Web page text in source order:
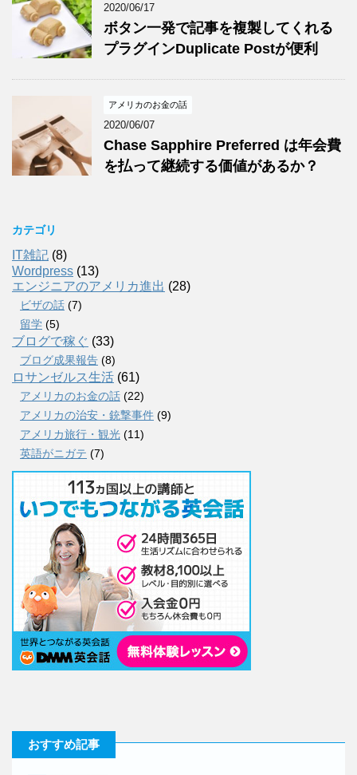
2020/06/17
ボタン一発で記事を複製してくれる
プラグインDuplicate Postが便利
アメリカのお金の話
2020/06/07
Chase Sapphire Preferred は年会費
を払って継続する価値があるか？
カテゴリ
IT雑記 (8)
Wordpress (13)
エンジニアのアメリカ進出 (28)
ビザの話 (7)
留学 (5)
ブログで稼ぐ (33)
ブログ成果報告 (8)
ロサンゼルス生活 (61)
アメリカのお金の話 (22)
アメリカの治安・銃撃事件 (9)
アメリカ旅行・観光 (11)
英語がニガテ (7)
おすすめ記事